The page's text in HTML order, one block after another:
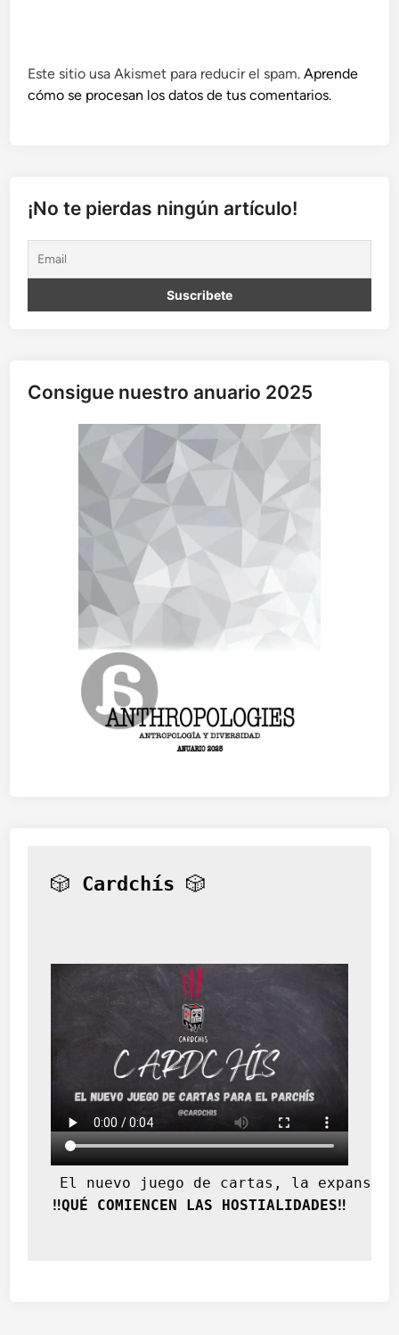
Este sitio usa Akismet para reducir el spam.Aprende
cómo se procesan los datos de tus comentarios.
¡No te pierdas ningún artículo!
Consigue nuestro anuario 2025
🎲 Cardchís 🎲
El nuevo juego de cartas, la
‼️QUÉ COMIENCEN LAS HOSTIALIDADES‼️